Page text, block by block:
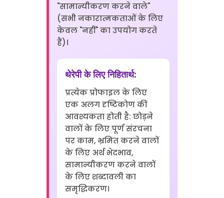
"सामान्यीकरण करने वाले"
(सभी नकारात्मकताओं के लिए
केवल "नहीं" का उपयोग करते
हैं)।
थेरेपी के लिए निहितार्थ:
प्रत्येक प्रोफाइल के लिए
एक अलग दृष्टिकोण की
आवश्यकता होती है: छोड़ने
वालों के लिए पूर्ण संरचना
पर काम, भ्रमित करने वालों
के लिए अर्थ भेदभाव,
सामान्यीकरण करने वालों
के लिए शब्दावली का
समृद्धिकरण।